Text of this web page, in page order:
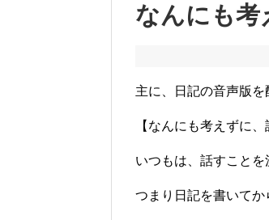
なんにも考
主に、日記の音声版を
【なんにも考えずに、
いつもは、話すことを
つまり日記を書いてか